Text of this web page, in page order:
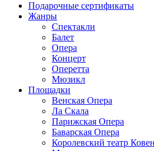
Подарочные сертификаты
Жанры
Спектакли
Балет
Опера
Концерт
Оперетта
Мюзикл
Площадки
Венская Опера
Ла Скала
Парижская Опера
Баварская Опера
Королевский театр